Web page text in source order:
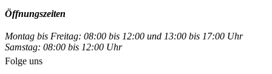
Öffnungszeiten
Montag bis Freitag: 08:00 bis 12:00 und 13:00 bis 17:00 Uhr
Samstag: 08:00 bis 12:00 Uhr
Folge uns